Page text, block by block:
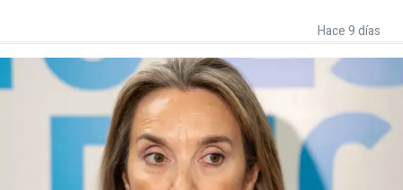
Hace 9 días